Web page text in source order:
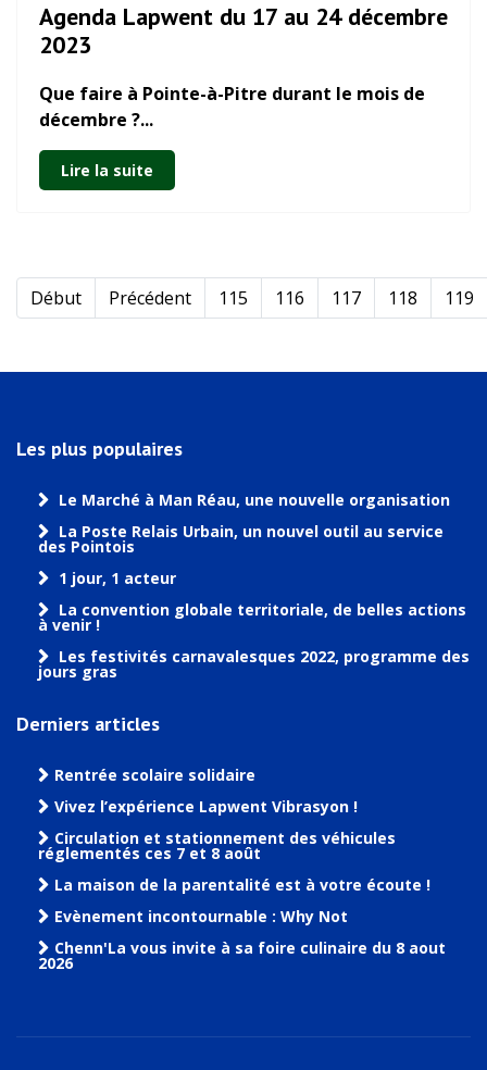
Agenda Lapwent du 17 au 24 décembre
2023
Que faire à Pointe-à-Pitre durant le mois de
décembre ?...
Lire la suite
Début Précédent 115 116 117 118 119
Les plus populaires
Le Marché à Man Réau, une nouvelle organisation
La Poste Relais Urbain, un nouvel outil au service
des Pointois
1 jour, 1 acteur
La convention globale territoriale, de belles actions
à venir !
Les festivités carnavalesques 2022, programme des
jours gras
Derniers articles
Rentrée scolaire solidaire
Vivez l’expérience Lapwent Vibrasyon !
Circulation et stationnement des véhicules
réglementés ces 7 et 8 août
La maison de la parentalité est à votre écoute !
Evènement incontournable : Why Not
Chenn'La vous invite à sa foire culinaire du 8 aout
2026